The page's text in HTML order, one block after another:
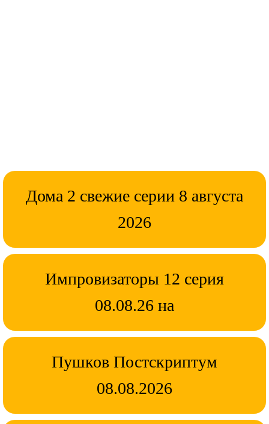
Дома 2 свежие серии 8 августа
2026
Импровизаторы 12 серия
08.08.26 на
Пушков Постскриптум
08.08.2026